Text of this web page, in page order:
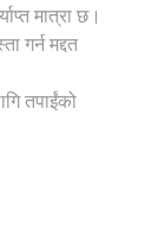
मात्रा छ।
गर्न मद्दत
तपाईंको